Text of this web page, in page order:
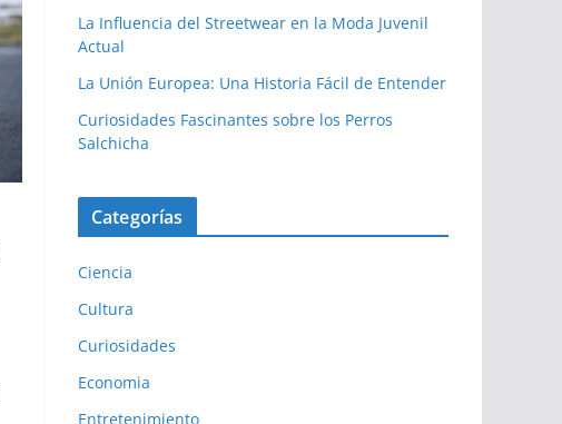
La Influencia del Streetwear en la Moda Juvenil
Actual
La Unión Europea: Una Historia Fácil de Entender
Curiosidades Fascinantes sobre los Perros
Salchicha
Categorías
Ciencia
Cultura
Curiosidades
Economia
Entretenimiento